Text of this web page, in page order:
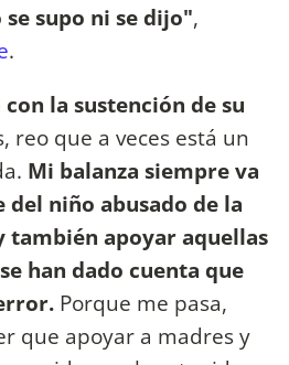
supo ni se dijo",
.
la sustención de su
reo que a veces está un
Mi balanza siempre va
niño abusado de la
también apoyar aquellas
han dado cuenta que
Porque me pasa,
que apoyar a madres y